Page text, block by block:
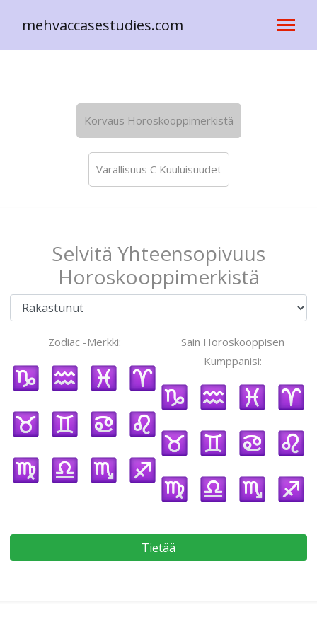
mehvaccasestudies.com
Korvaus Horoskooppimerkistä
Varallisuus C Kuuluisuudet
Selvitä Yhteensopivuus
Horoskooppimerkistä
Zodiac -Merkki:
Sain Horoskooppisen
Kumppanisi:
Tietää